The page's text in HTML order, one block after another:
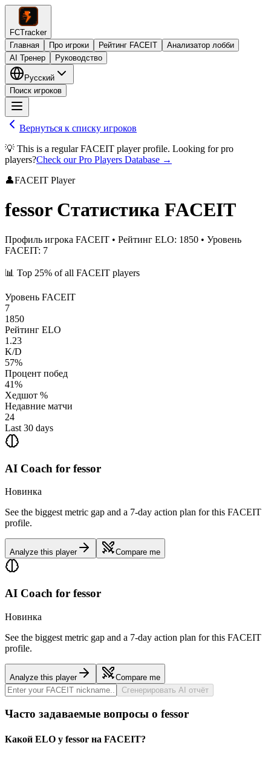
FCTracker
Главная
Про игроки Рейтинг FACEIT
Анализатор лобби
AI Тренер
Руководство
Русский
Поиск игроков
Вернуться к списку игроков
💡 This is a regular FACEIT player profile. Looking for pro
players?Check our Pro Players Database →
👤FACEIT Player
fessor Статистика FACEIT
Профиль игрока FACEIT • Рейтинг ELO: 1850 • Уровень
FACEIT: 7
📊 Top 25% of all FACEIT players
Уровень FACEIT
7
1850
Рейтинг ELO
1.23
K/D
57%
Процент побед
41%
Хедшот %
Недавние матчи
24
Last 30 days
AI Coach for fessor
Новинка
See the biggest metric gap and a 7-day action plan for this FACEIT
profile.
Analyze this player Compare me
AI Coach for fessor
Новинка
See the biggest metric gap and a 7-day action plan for this FACEIT
profile.
Analyze this player
Compare me
Сгенерировать AI отчёт
Часто задаваемые вопросы о fessor
Какой ELO у fessor на FACEIT?